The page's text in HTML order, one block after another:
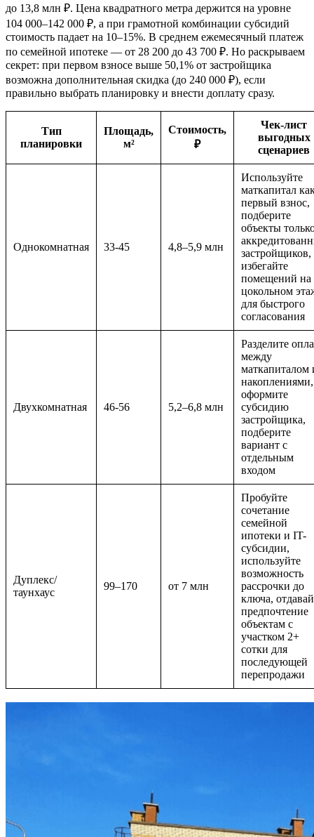
до 13,8 млн ₽. Цена квадратного метра держится на уровне
104 000–142 000 ₽, а при грамотной комбинации субсидий
стоимость падает на 10–15%. В среднем ежемесячный платеж
по семейной ипотеке — от 28 200 до 43 700 ₽. Но раскрываем
секрет: при первом взносе выше 50,1% от застройщика
возможна дополнительная скидка (до 240 000 ₽), если
правильно выбрать планировку и внести доплату сразу.
Тип
планировки
Площадь,
м²
Стоимость,
₽
Чек-лист
выгодных
сценариев
Однокомнатная 33-45 4,8–5,9 млн
Используйте
маткапитал
первый взнос,
подберите
объекты
застройщиков,
избегайте
помещений на
цокольном
для быстрого
согласования
Двухкомнатная 46-56 5,2–6,8 млн
Разделите
между
маткапиталом
накоплениями,
оформите
субсидию
застройщика,
подберите
вариант с
отдельным
входом
Дуплекс/
таунхаус
99–170 от 7 млн
Пробуйте
сочетание
семейной
ипотеки и IT-
субсидии,
используйте
возможность
рассрочки до
ключа,
предпочтение
объектам с
участком 2+
сотки для
последующей
перепродажи